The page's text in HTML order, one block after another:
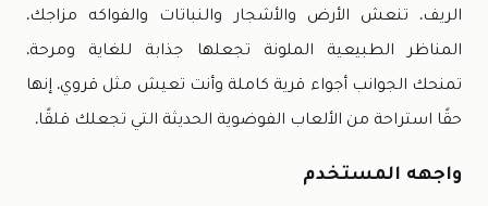
الريف. تنعش الأرض والأشجار والنباتات والفواكه مزاجك.
المناظر الطبيعية الملونة تجعلها جذابة للغاية ومرحة.
تمنحك الجوانب أجواء قرية كاملة وأنت تعيش مثل قروي. إنها
حقًا استراحة من الألعاب الفوضوية الحديثة التي تجعلك قلقًا.
واجهه المستخدم